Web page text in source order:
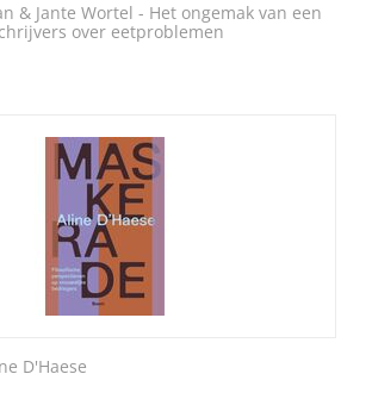
& Jante Wortel - Het ongemak van een
over eetproblemen
D'Haese